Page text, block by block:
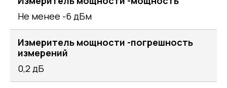
Не менее -6 дБм
Измеритель мощности -погрешность
измерений
0,2 дБ